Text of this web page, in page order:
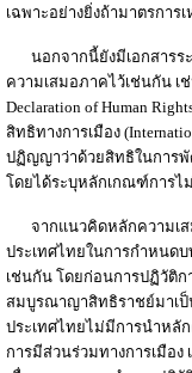
เฉพาะอย่างยิ่งถ้ามาตรกา
นอกจากนี้ยังมีเอกสารร
ความเสมอภาคไว้เช่นกัน
Declaration of Human
สิทธิทางการเมือง
ปฏิญญาว่าด้วยสิทธิในการพัฒ
โดยได้ระบุหลักเกณฑ์การ
จากแนวคิดหลักความเส
ประเทศไทยในการกำหนด
เช่นกัน โดยก่อนการปฏิวัติก
สมบูรณาญาสิทธิราชย์มาเป็
ประเทศไทยไม่มีการนำหลั
การมีส่วนร่วมทางการเมือ